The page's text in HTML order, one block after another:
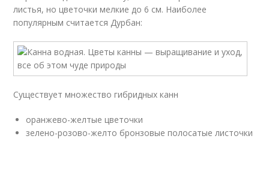
листья, но цветочки мелкие до 6 см. Наиболее
популярным считается Дурбан:
Существует множество гибридных канн
оранжево-желтые цветочки
зелено-розово-желто бронзовые полосатые листочки